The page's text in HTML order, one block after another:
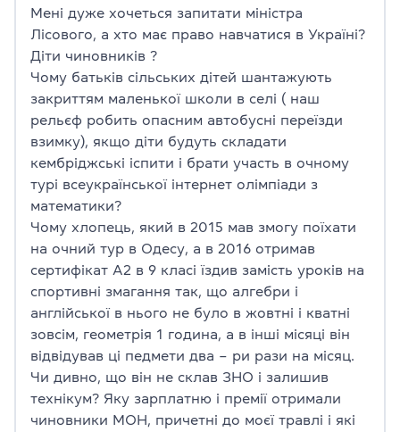
Мені дуже хочеться запитати міністра
Лісового, а хто має право навчатися в Україні?
Діти чиновників ?
Чому батьків сільських дітей шантажують
закриттям маленької школи в селі ( наш
рельєф робить опасним автобусні переїзди
взимку), якщо діти будуть складати
кембріджські іспити і брати участь в очному
турі всеукраїнської інтернет олімпіади з
математики?
Чому хлопець, який в 2015 мав змогу поїхати
на очний тур в Одесу, а в 2016 отримав
сертифікат А2 в 9 класі їздив замість уроків на
спортивні змагання так, що алгебри і
англійської в нього не було в жовтні і кватні
зовсім, геометрія 1 година, а в інші місяці він
відвідував ці педмети два – ри рази на місяц.
Чи дивно, що він не склав ЗНО і залишив
технікум? Яку зарплатню і премії отримали
чиновники МОН, причетні до моєї травлі і які